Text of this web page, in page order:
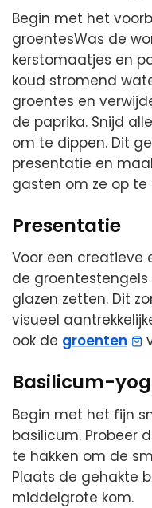
Begin met het
groentesWas de
kerstomaatjes en
koud stromend
groentes en
de paprika. Snijd
om te dippen. Dit
presentatie en
gasten om ze op te
Presentatie
Voor een creatieve
de
glazen zetten. Dit
visueel
ook de groenten
Basilicum-
Begin met het fijn
basilicum. Probeer
te hakken om de
Plaats de gehakte
middelgrote kom.